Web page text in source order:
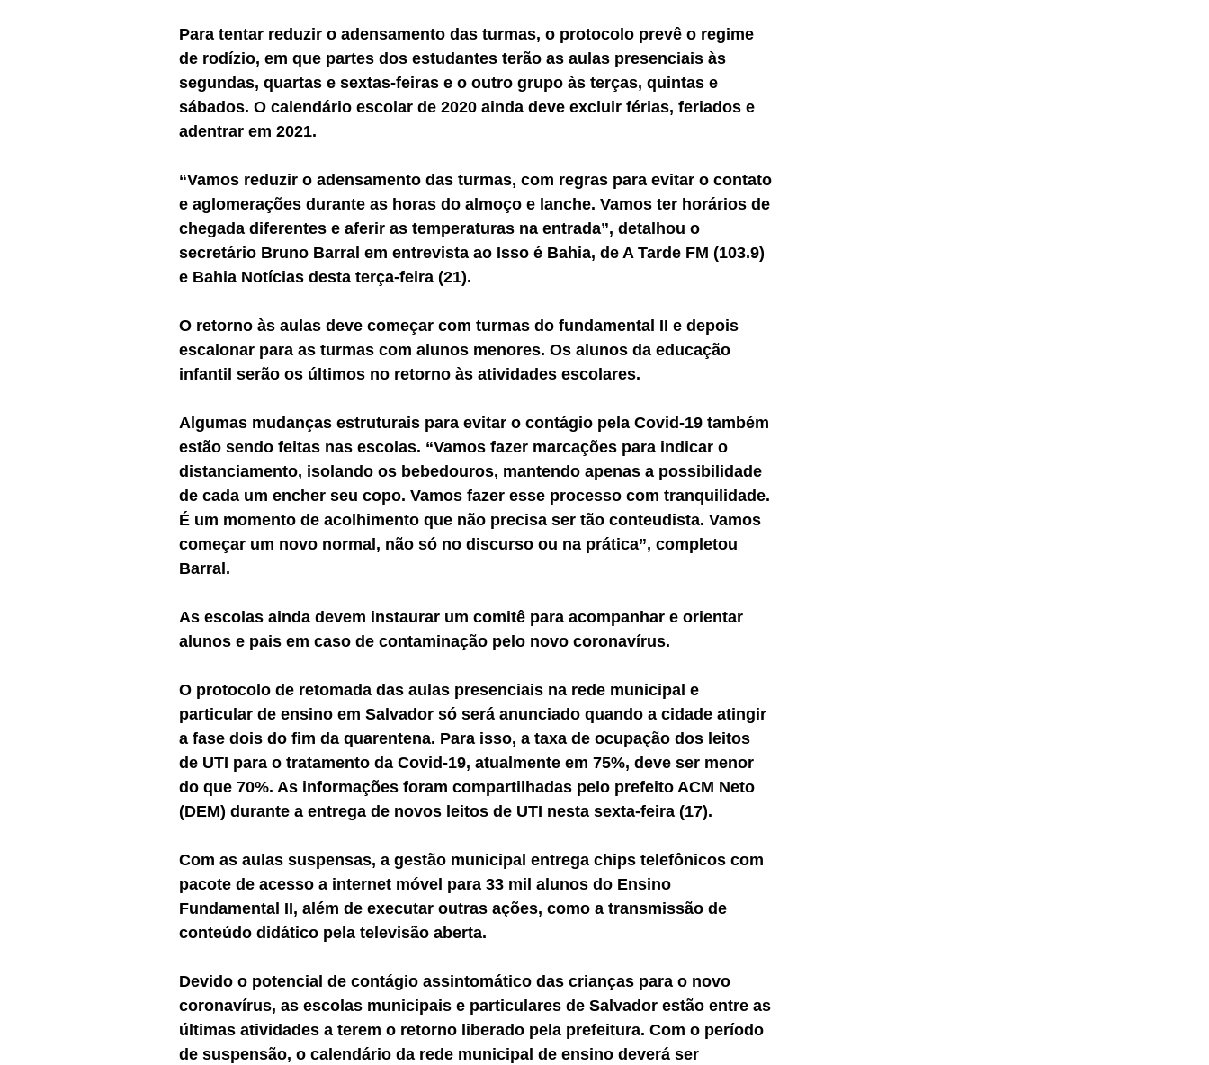
Para tentar reduzir o adensamento das turmas, o protocolo prevê o regime
de rodízio, em que partes dos estudantes terão as aulas presenciais às
segundas, quartas e sextas-feiras e o outro grupo às terças, quintas e
sábados. O calendário escolar de 2020 ainda deve excluir férias, feriados e
adentrar em 2021.
“Vamos reduzir o adensamento das turmas, com regras para evitar o contato
e aglomerações durante as horas do almoço e lanche. Vamos ter horários de
chegada diferentes e aferir as temperaturas na entrada”, detalhou o
secretário Bruno Barral em entrevista ao Isso é Bahia, de A Tarde FM (103.9)
e Bahia Notícias desta terça-feira (21).
O retorno às aulas deve começar com turmas do fundamental II e depois
escalonar para as turmas com alunos menores. Os alunos da educação
infantil serão os últimos no retorno às atividades escolares.
Algumas mudanças estruturais para evitar o contágio pela Covid-19 também
estão sendo feitas nas escolas. “Vamos fazer marcações para indicar o
distanciamento, isolando os bebedouros, mantendo apenas a possibilidade
de cada um encher seu copo. Vamos fazer esse processo com tranquilidade.
É um momento de acolhimento que não precisa ser tão conteudista. Vamos
começar um novo normal, não só no discurso ou na prática”, completou
Barral.
As escolas ainda devem instaurar um comitê para acompanhar e orientar
alunos e pais em caso de contaminação pelo novo coronavírus.
O protocolo de retomada das aulas presenciais na rede municipal e
particular de ensino em Salvador só será anunciado quando a cidade atingir
a fase dois do fim da quarentena. Para isso, a taxa de ocupação dos leitos
de UTI para o tratamento da Covid-19, atualmente em 75%, deve ser menor
do que 70%. As informações foram compartilhadas pelo prefeito ACM Neto
(DEM) durante a entrega de novos leitos de UTI nesta sexta-feira (17).
Com as aulas suspensas, a gestão municipal entrega chips telefônicos com
pacote de acesso a internet móvel para 33 mil alunos do Ensino
Fundamental II, além de executar outras ações, como a transmissão de
conteúdo didático pela televisão aberta.
Devido o potencial de contágio assintomático das crianças para o novo
coronavírus, as escolas municipais e particulares de Salvador estão entre as
últimas atividades a terem o retorno liberado pela prefeitura. Com o período
de suspensão, o calendário da rede municipal de ensino deverá ser